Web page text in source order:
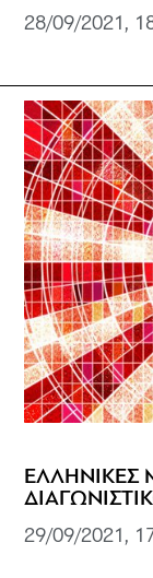
28/09/2021,
ΕΛΛΗΝΙΚΕΣ
29/09/2021,